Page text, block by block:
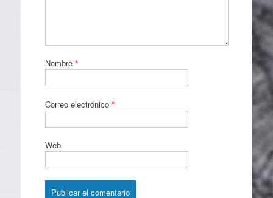
Nombre *
Correo electrónico *
Web